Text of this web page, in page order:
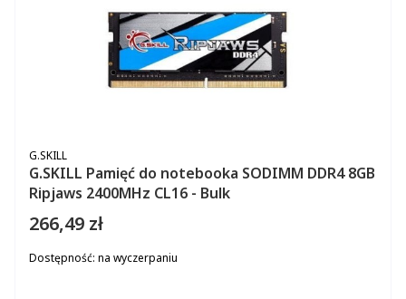
G.SKILL Pamięć do notebooka SODIMM DDR4 8GB
Ripjaws 2400MHz CL16 - Bulk
PRODUCENT
G.SKILL
Cena
266,49 zł
Dostępność: na wyczerpaniu